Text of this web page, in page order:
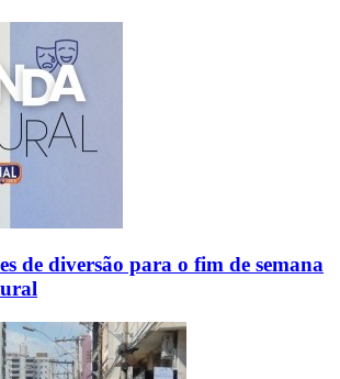
de diversão para o fim de semana